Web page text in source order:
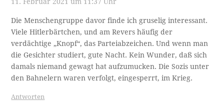
Die Menschengruppe davor finde ich gruselig interessant.
Viele Hitlerbärtchen, und am Revers häufig der
verdächtige „Knopf“, das Parteiabzeichen. Und wenn man
die Gesichter studiert, gute Nacht. Kein Wunder, daß sich
damals niemand gewagt hat aufzumucken. Die Sozis unter
den Bahnelern waren verfolgt, eingesperrt, im Krieg.
Antworten